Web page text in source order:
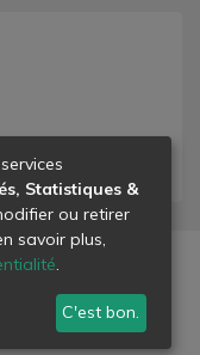
Statistiques &
ou retirer
savoir plus,
.
C'est bon.